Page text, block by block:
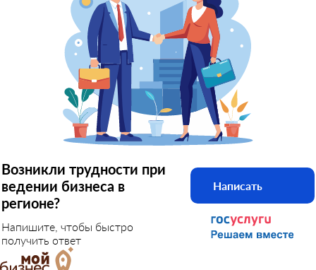
Возникли трудности при
ведении бизнеса в
регионе?
Напишите, чтобы быстро
получить ответ
Написать